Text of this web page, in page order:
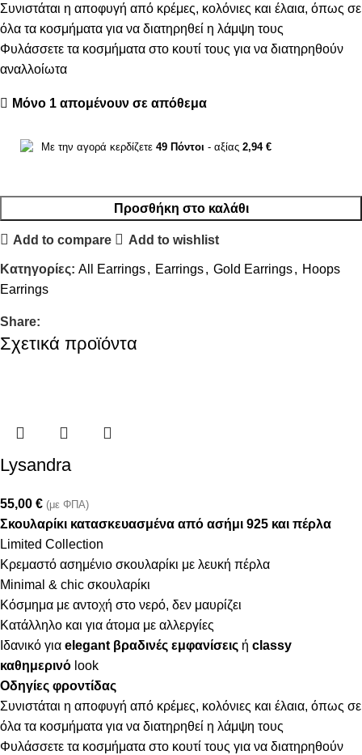
Συνιστάται η αποφυγή από κρέμες, κολόνιες και έλαια, όπως σε
όλα τα κοσμήματα για να διατηρηθεί η λάμψη τους
Φυλάσσετε τα κοσμήματα στο κουτί τους για να διατηρηθούν
αναλλοίωτα
Μόνο 1 απομένουν σε απόθεμα
Με την αγορά κερδίζετε 49 Πόντοι - αξίας 2,94 €
Προσθήκη στο καλάθι
Add to compare Add to wishlist
Κατηγορίες: All Earrings, Earrings, Gold Earrings, Hoops
Earrings
Share:
Σχετικά προϊόντα
Lysandra
55,00 € (με ΦΠΑ)
Σκουλαρίκι κατασκευασμένα από ασήμι 925 και πέρλα
Limited Collection
Κρεμαστό ασημένιο σκουλαρίκι με λευκή πέρλα
Minimal & chic σκουλαρίκι
Κόσμημα με αντοχή στο νερό, δεν μαυρίζει
Κατάλληλο και για άτομα με αλλεργίες
Ιδανικό για elegant βραδινές εμφανίσεις ή classy
καθημερινό look
Οδηγίες φροντίδας
Συνιστάται η αποφυγή από κρέμες, κολόνιες και έλαια, όπως σε
όλα τα κοσμήματα για να διατηρηθεί η λάμψη τους
Φυλάσσετε τα κοσμήματα στο κουτί τους για να διατηρηθούν